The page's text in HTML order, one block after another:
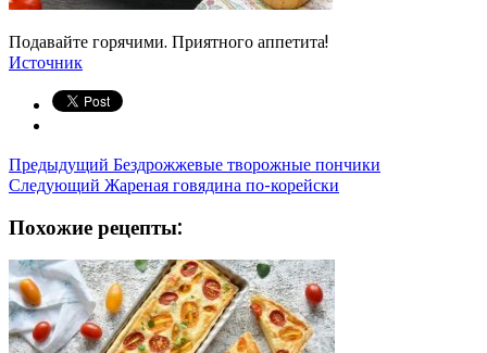
Подавайте горячими. Приятного аппетита!
Источник
Предыдущий Бездрожжевые творожные пончики
Следующий Жареная говядина по-корейски
Похожие рецепты: